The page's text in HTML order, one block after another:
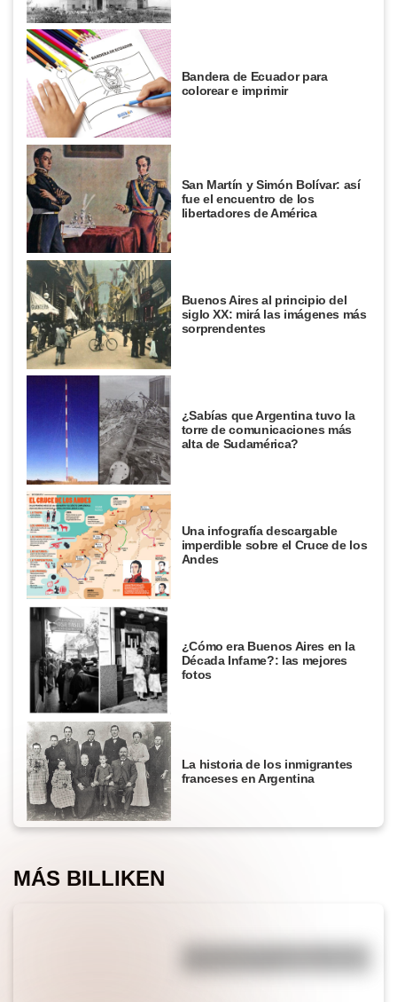
Bandera de Ecuador para
colorear e imprimir
San Martín y Simón Bolívar: así
fue el encuentro de los
libertadores de América
Buenos Aires al principio del
siglo XX: mirá las imágenes más
sorprendentes
¿Sabías que Argentina tuvo la
torre de comunicaciones más
alta de Sudamérica?
Una infografía descargable
imperdible sobre el Cruce de los
Andes
¿Cómo era Buenos Aires en la
Década Infame?: las mejores
fotos
La historia de los inmigrantes
franceses en Argentina
MÁS BILLIKEN
¿Por qué los piratas usaban un